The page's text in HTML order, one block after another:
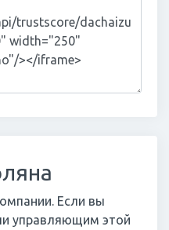
Если вы
управляющим этой